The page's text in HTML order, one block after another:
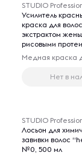
STUDIO
Усилитель
краска для
экстрактом
рисовыми
Медная краска
Нет в
STUDIO
Лосьон для
завивки волос
№0, 500 мл